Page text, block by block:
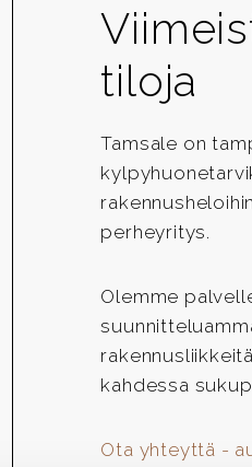
tiloja
Tamsale on
perheyritys.
Olemme
kahdessa
Ota yhteyttä -